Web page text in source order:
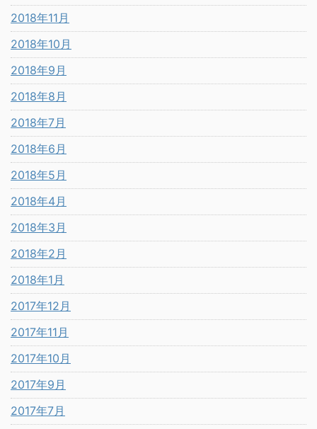
2018年11月
2018年10月
2018年9月
2018年8月
2018年7月
2018年6月
2018年5月
2018年4月
2018年3月
2018年2月
2018年1月
2017年12月
2017年11月
2017年10月
2017年9月
2017年7月